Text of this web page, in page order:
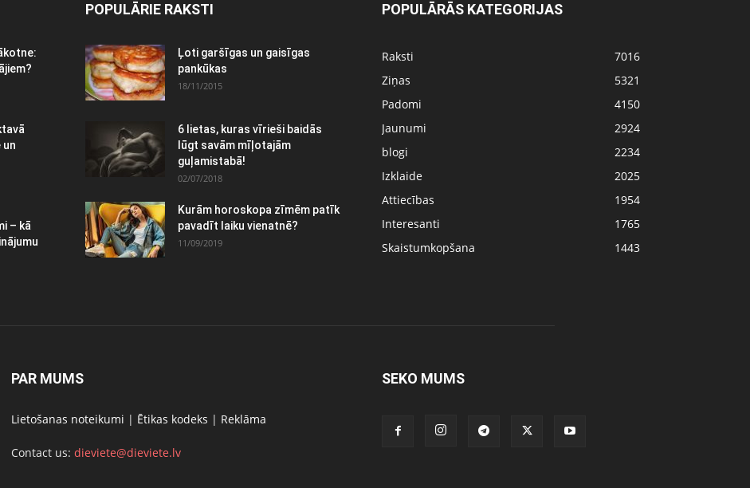
un
– kā
POPULĀRIE RAKSTI
Ļoti garšīgas un gaisīgas
pankūkas
18/11/2015
6 lietas, kuras vīrieši baidās
lūgt savām mīļotajām
guļamistabā!
02/07/2018
Kurām horoskopa zīmēm patīk
pavadīt laiku vienatnē?
11/09/2019
POPULĀRĀS KATEGORIJAS
Raksti
7016
Ziņas
5321
Padomi
4150
Jaunumi
2924
blogi
2234
Izklaide
2025
Attiecības
1954
Interesanti
1765
Skaistumkopšana
1443
PAR MUMS
Lietošanas noteikumi | Ētikas kodeks | Reklāma
Contact us: dieviete@dieviete.lv
SEKO MUMS